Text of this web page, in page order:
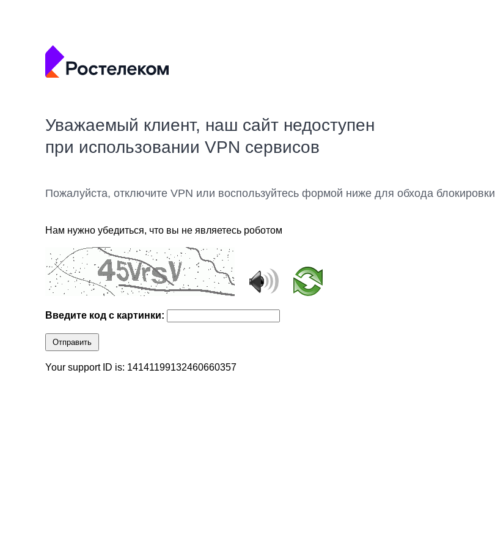
Уважаемый клиент, наш сайт недоступен
при использовании VPN сервисов
Пожалуйста, отключите VPN или воспользуйтесь формой ниже для обхода блокировки
Нам нужно убедиться, что вы не являетесь роботом
Введите код с картинки:
Отправить
Your support ID is: 14141199132460660357